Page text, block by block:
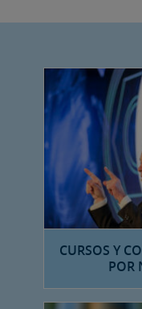
CURSOS Y
POR